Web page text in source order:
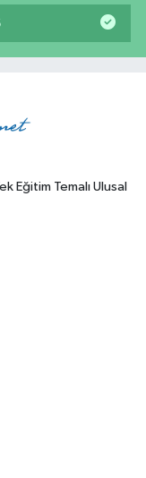
Eğitim Temalı Ulusal